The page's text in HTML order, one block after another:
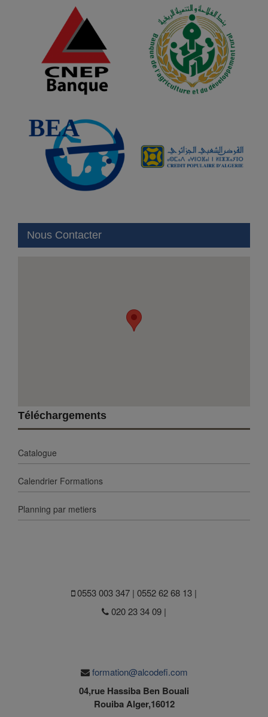
Nous Contacter
Téléchargements
Catalogue
Calendrier Formations
Planning par metiers
0553 003 347 | 0552 62 68 13 |
020 23 34 09 |
formation@alcodefi.com
04,rue Hassiba Ben Bouali
Rouiba Alger,16012